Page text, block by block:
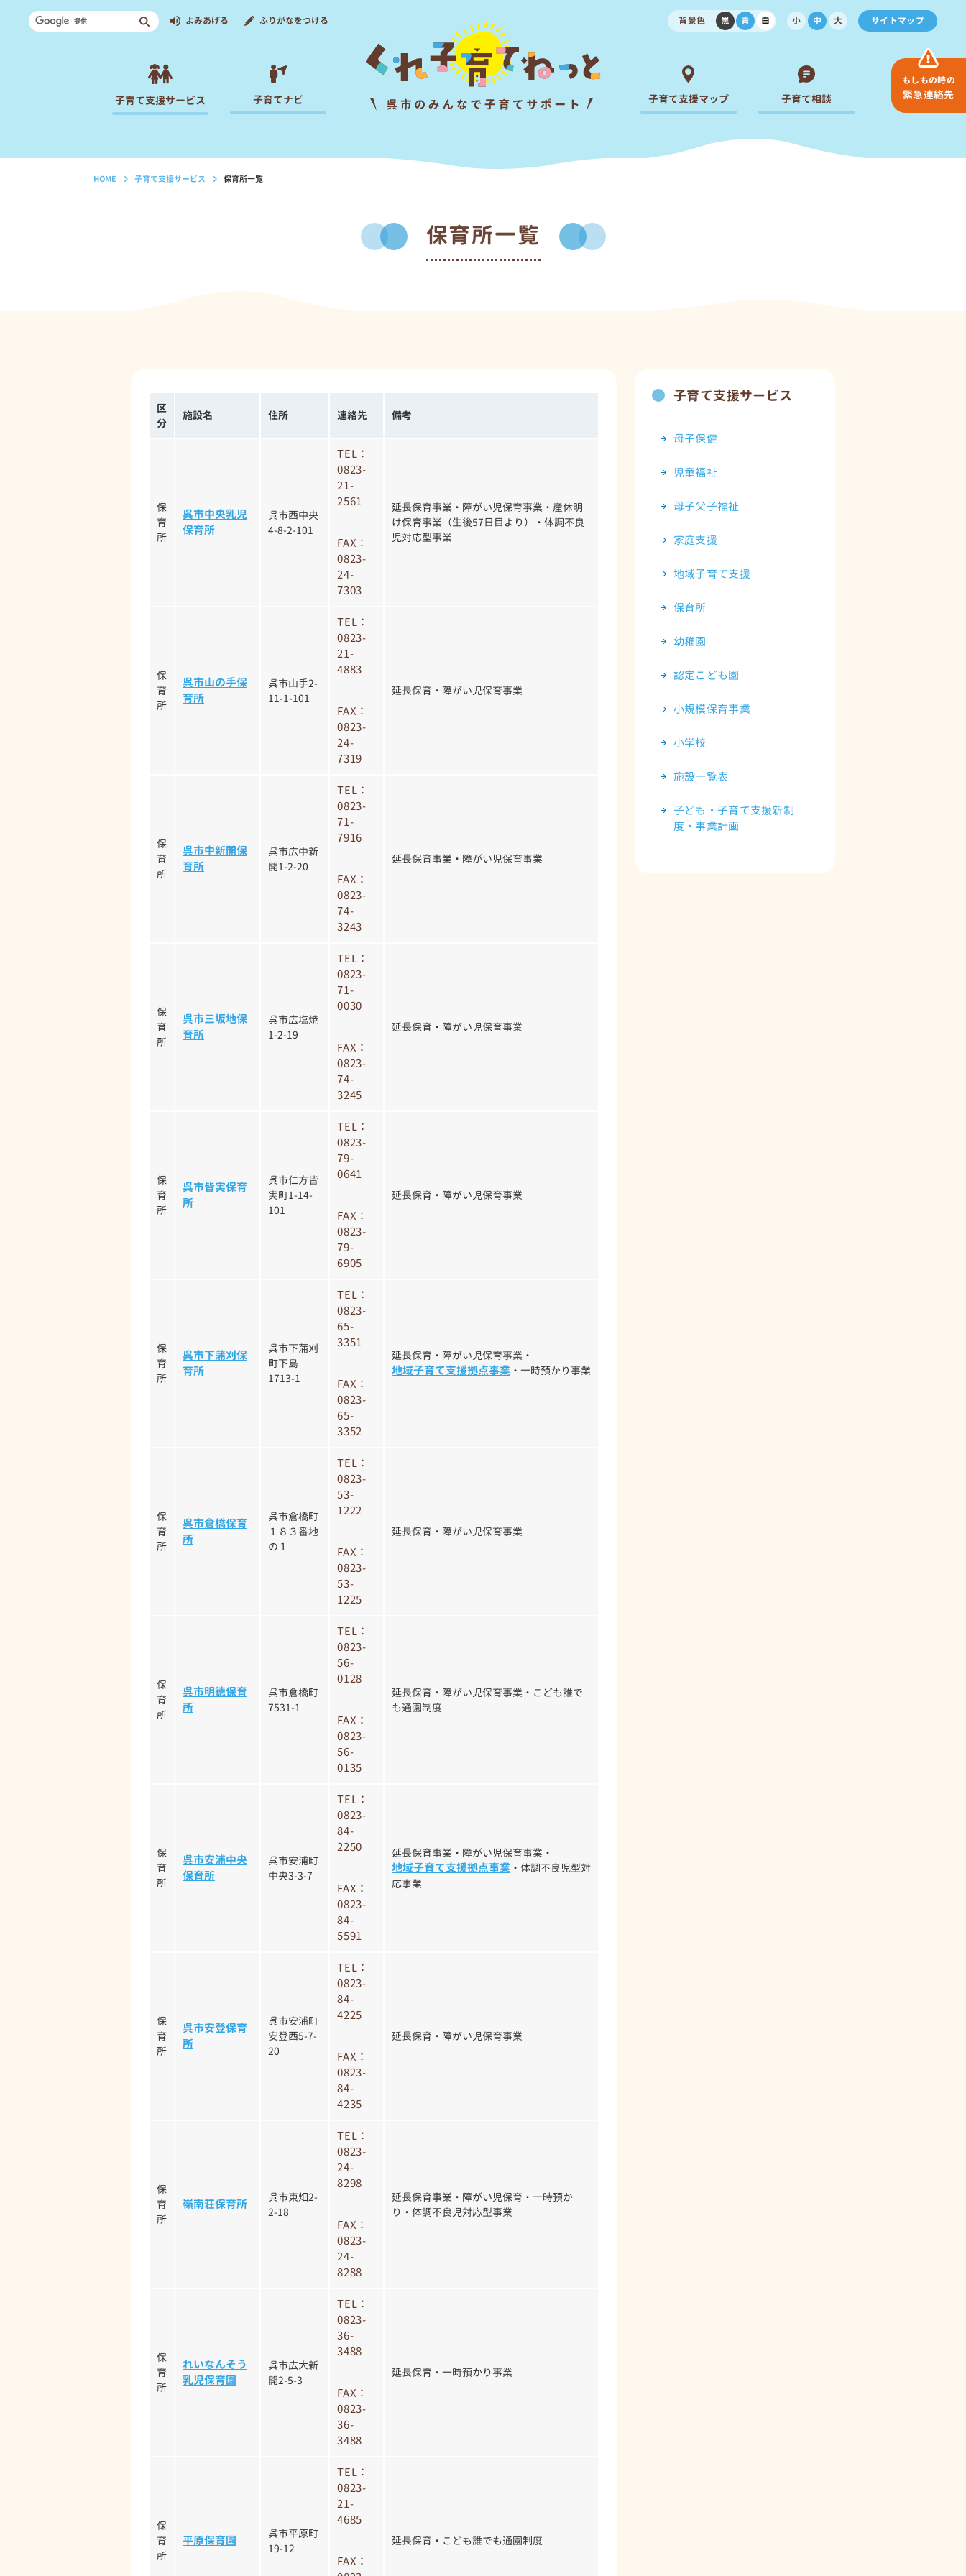
よみあげる ふりがなをつける 背景色 黒 青 白 小 中 大 サイトマップ
子育て支援サービス 子育てナビ 子育て支援マップ 子育て相談
もしもの時の
緊急連絡先
HOME 子育て支援サービス 保育所一覧
保育所一覧
区
分
施設名 住所 連絡先 備考
保
育
所
呉市中央乳児
保育所
呉市西中央
4-8-2-101
TEL：
0823-
21-
2561
FAX：
0823-
24-
7303
延長保育事業・障がい児保育事業・産休明
け保育事業（生後57日目より）・体調不良
児対応型事業
保
育
所
呉市山の手保
育所
呉市山手2-
11-1-101
TEL：
0823-
21-
4883
FAX：
0823-
24-
7319
延長保育・障がい児保育事業
保
育
所
呉市中新開保
育所
呉市広中新
開1-2-20
TEL：
0823-
71-
7916
FAX：
0823-
74-
3243
延長保育事業・障がい児保育事業
保
育
所
呉市三坂地保
育所
呉市広塩焼
1-2-19
TEL：
0823-
71-
0030
FAX：
0823-
74-
3245
延長保育・障がい児保育事業
保
育
所
呉市皆実保育
所
呉市仁方皆
実町1-14-
101
TEL：
0823-
79-
0641
FAX：
0823-
79-
6905
延長保育・障がい児保育事業
保
育
所
呉市下蒲刈保
育所
呉市下蒲刈
町下島
1713-1
TEL：
0823-
65-
3351
FAX：
0823-
65-
3352
延長保育・障がい児保育事業・
地域子育て支援拠点事業 ・一時預かり事業
保
育
所
呉市倉橋保育
所
呉市倉橋町
１８３番地
の１
TEL：
0823-
53-
1222
FAX：
0823-
53-
1225
延長保育・障がい児保育事業
保
育
所
呉市明徳保育
所
呉市倉橋町
7531-1
TEL：
0823-
56-
0128
FAX：
0823-
56-
0135
延長保育・障がい児保育事業・こども誰で
も通園制度
保
育
所
呉市安浦中央
保育所
呉市安浦町
中央3-3-7
TEL：
0823-
84-
2250
FAX：
0823-
84-
5591
延長保育事業・障がい児保育事業・
地域子育て支援拠点事業 ・体調不良児型対
応事業
保
育
所
呉市安登保育
所
呉市安浦町
安登西5-7-
20
TEL：
0823-
84-
4225
FAX：
0823-
84-
4235
延長保育・障がい児保育事業
保
育
所
嶺南荘保育所
呉市東畑2-
2-18
TEL：
0823-
24-
8298
FAX：
0823-
24-
8288
延長保育事業・障がい児保育・一時預か
り・体調不良児対応型事業
保
育
所
れいなんそう
乳児保育園
呉市広大新
開2-5-3
TEL：
0823-
36-
3488
FAX：
0823-
36-
3488
延長保育・一時預かり事業
保
育
所
平原保育園
呉市平原町
19-12
TEL：
0823-
21-
4685
FAX：
延長保育・こども誰でも通園制度
子育て支援サービス
母子保健
児童福祉
母子父子福祉
家庭支援
地域子育て支援
保育所
幼稚園
認定こども園
小規模保育事業
小学校
施設一覧表
子ども・子育て支援新制
度・事業計画